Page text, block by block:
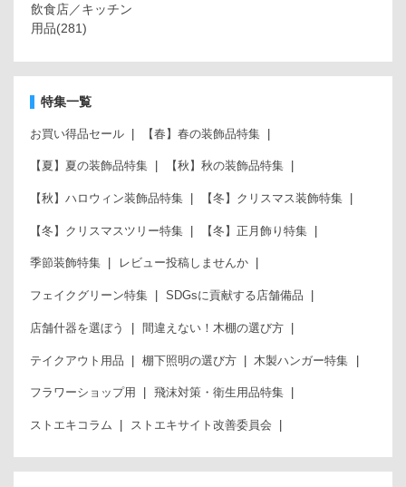
飲食店／キッチン
用品(281)
特集一覧
お買い得品セール 【春】春の装飾品特集
【夏】夏の装飾品特集 【秋】秋の装飾品特集
【秋】ハロウィン装飾品特集 【冬】クリスマス装飾特集
【冬】クリスマスツリー特集 【冬】正月飾り特集
季節装飾特集 レビュー投稿しませんか
フェイクグリーン特集 SDGsに貢献する店舗備品
店舗什器を選ぼう 間違えない！木棚の選び方
テイクアウト用品 棚下照明の選び方 木製ハンガー特集
フラワーショップ用 飛沫対策・衛生用品特集
ストエキコラム ストエキサイト改善委員会